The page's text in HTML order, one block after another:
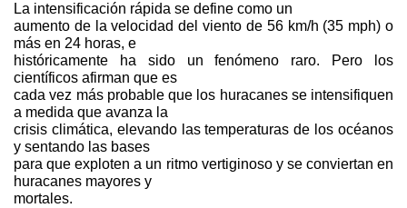
La intensificación rápida se define como un
aumento de la velocidad del viento de 56 km/h (35 mph) o
más en 24 horas, e
históricamente ha sido un fenómeno raro. Pero los
científicos afirman que es
cada vez más probable que los huracanes se intensifiquen
a medida que avanza la
crisis climática, elevando las temperaturas de los océanos
y sentando las bases
para que exploten a un ritmo vertiginoso y se conviertan en
huracanes mayores y
mortales.